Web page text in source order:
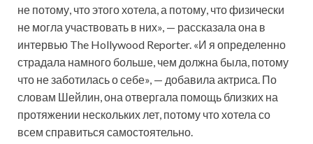
не потому, что этого хотела, а потому, что физически
не могла участвовать в них», — рассказала она в
интервью The Hollywood Reporter. «И я определенно
страдала намного больше, чем должна была, потому
что не заботилась о себе», — добавила актриса. По
словам Шейлин, она отвергала помощь близких на
протяжении нескольких лет, потому что хотела со
всем справиться самостоятельно.